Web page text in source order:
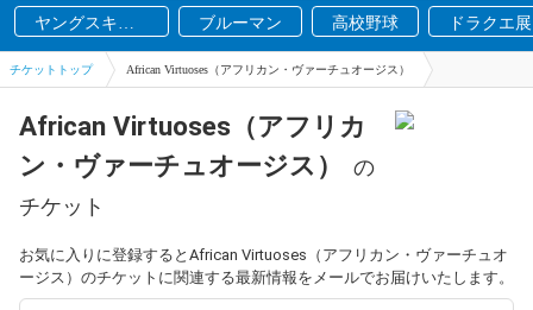
ヤングスキニ
ー
ブルーマン 高校野球 ドラクエ展
チケットトップ African Virtuoses（アフリカン・ヴァーチュオージス）
African Virtuoses（アフリカ
ン・ヴァーチュオージス）
の
チケット
お気に入りに登録するとAfrican Virtuoses（アフリカン・ヴァーチュオ
ージス）のチケットに関連する最新情報をメールでお届けいたします。